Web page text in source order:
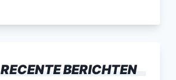
RECENTE BERICHTEN